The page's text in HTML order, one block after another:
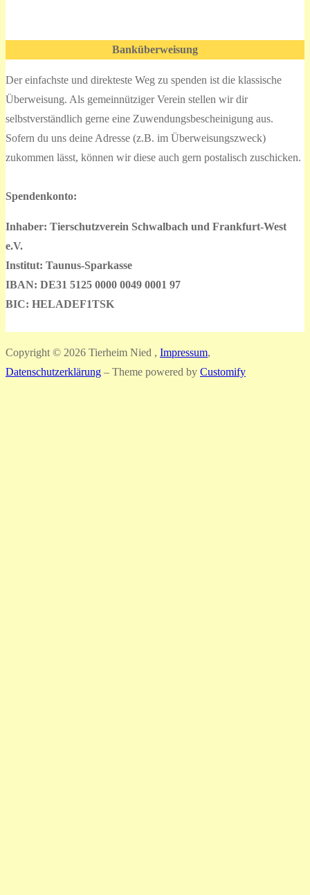
Banküberweisung
Der einfachste und direkteste Weg zu spenden ist die klassische
Überweisung. Als gemeinnütziger Verein stellen wir dir
selbstverständlich gerne eine Zuwendungsbescheinigung aus.
Sofern du uns deine Adresse (z.B. im Überweisungszweck)
zukommen lässt, können wir diese auch gern postalisch zuschicken.
Spendenkonto:
Inhaber: Tierschutzverein Schwalbach und Frankfurt-West
e.V.
Institut: Taunus-Sparkasse
IBAN: DE31 5125 0000 0049 0001 97
BIC: HELADEF1TSK
Copyright © 2026 Tierheim Nied , Impressum,
Datenschutzerklärung – Theme powered by Customify